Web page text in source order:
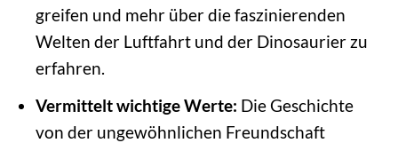
greifen und mehr über die faszinierenden
Welten der Luftfahrt und der Dinosaurier zu
erfahren.
Vermittelt wichtige Werte: Die Geschichte
von der ungewöhnlichen Freundschaft